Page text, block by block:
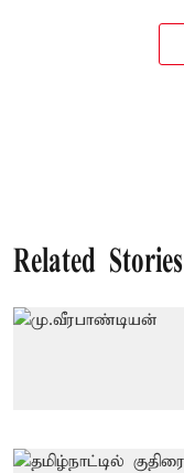
Related Stories